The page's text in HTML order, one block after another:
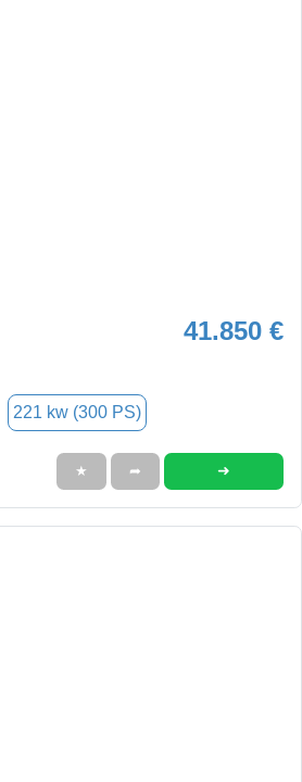
41.850 €
221 kw (300 PS)
★ ➦ ➜